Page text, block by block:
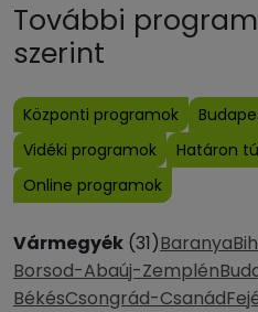
További
szerint
Központi programok
Vidéki programok
Határon
Online programok
Vármegyék (31)Baranya
Borsod-Abaúj-Zemplén
BékésCsongrád-Csanád